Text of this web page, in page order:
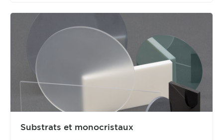
Substrats et monocristaux